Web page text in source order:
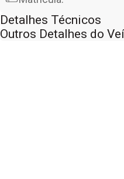
Detalhes Técnicos
Outros Detalhes do